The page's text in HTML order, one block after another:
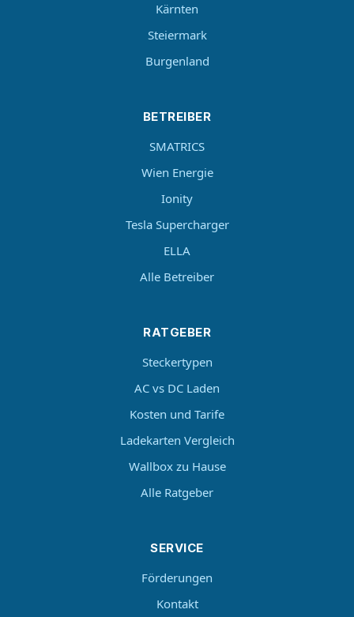
Kärnten
Steiermark
Burgenland
BETREIBER
SMATRICS
Wien Energie
Ionity
Tesla Supercharger
ELLA
Alle Betreiber
RATGEBER
Steckertypen
AC vs DC Laden
Kosten und Tarife
Ladekarten Vergleich
Wallbox zu Hause
Alle Ratgeber
SERVICE
Förderungen
Kontakt